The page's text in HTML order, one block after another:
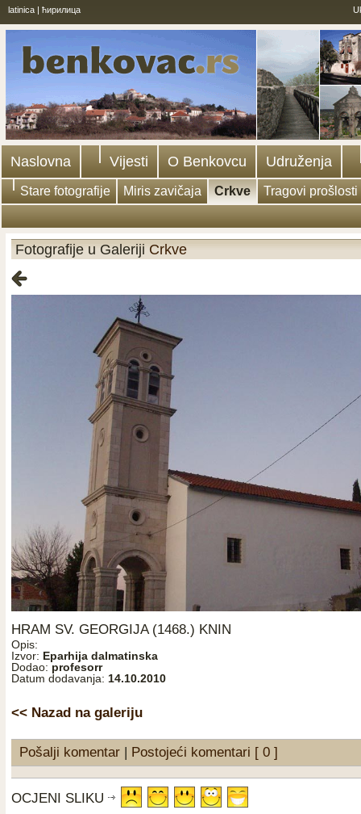
latinica | ћирилица
Naslovna Vijesti O Benkovcu Udruženja
Stare fotografije Miris zavičaja Crkve Tragovi prošlosti
Fotografije u Galeriji Crkve
HRAM SV. GEORGIJA (1468.) KNIN
Opis:
Izvor: Eparhija dalmatinska
Dodao:profesorr
Datum dodavanja: 14.10.2010
<< Nazad na galeriju
Pošalji komentar | Postojeći komentari [ 0 ]
OCJENI SLIKU